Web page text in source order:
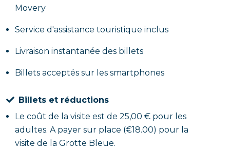
Movery
Service d'assistance touristique inclus
Livraison instantanée des billets
Billets acceptés sur les smartphones
Billets et réductions
Le coût de la visite est de 25,00 € pour les
adultes. A payer sur place (€18.00) pour la
visite de la Grotte Bleue.